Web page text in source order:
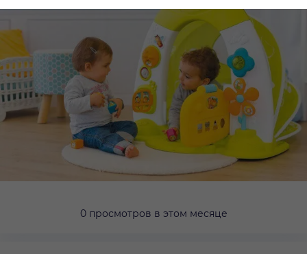
0 просмотров в этом месяце